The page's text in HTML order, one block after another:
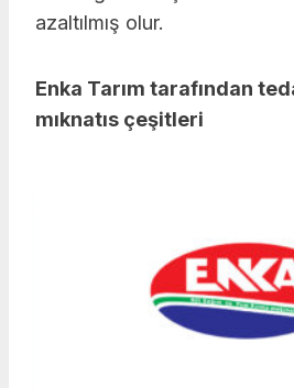
azaltılmış olur.
Enka Tarım tarafından
mıknatıs çeşitleri